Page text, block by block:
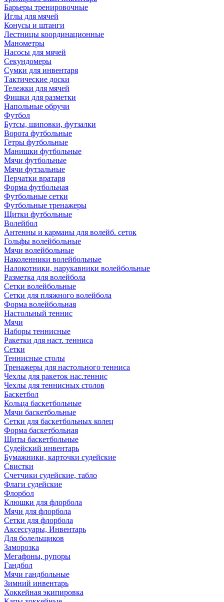
Барьеры тренировочные
Иглы для мячей
Конусы и штанги
Лестницы координационные
Манометры
Насосы для мячей
Секундомеры
Сумки для инвентаря
Тактические доски
Тележки для мячей
Фишки для разметки
Напольные обручи
Футбол
Бутсы, шиповки, футзалки
Ворота футбольные
Гетры футбольные
Манишки футбольные
Мячи футбольные
Мячи футзальные
Перчатки вратаря
Форма футбольная
Футбольные сетки
Футбольные тренажеры
Щитки футбольные
Волейбол
Антенны и карманы для волейб. сеток
Гольфы волейбольные
Мячи волейбольные
Наколенники волейбольные
Налокотники, нарукавники волейбольные
Разметка для волейбола
Сетки волейбольные
Сетки для пляжного волейбола
Форма волейбольная
Настольный теннис
Мячи
Наборы теннисные
Ракетки для наст. тенниса
Сетки
Теннисные столы
Тренажеры для настольного тенниса
Чехлы для ракеток нас.теннис
Чехлы для теннисных столов
Баскетбол
Кольца баскетбольные
Мячи баскетбольные
Сетки для баскетбольных колец
Форма баскетбольная
Щиты баскетбольные
Судейский инвентарь
Бумажники, карточки судейские
Свистки
Счетчики судейские, табло
Флаги судейские
Флорбол
Клюшки для флорбола
Мячи для флорбола
Сетки для флорбола
Аксессуары, Инвентарь
Для болельщиков
Заморозка
Мегафоны, рупоры
Гандбол
Мячи гандбольные
Зимний инвентарь
Хоккейная экипировка